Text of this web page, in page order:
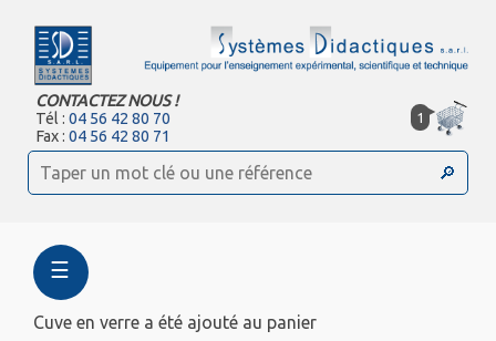
CONTACTEZ NOUS !
Tél :04 56 42 80 70
Fax :04 56 42 80 71
1
☰
Cuve en verre a été ajouté au panier